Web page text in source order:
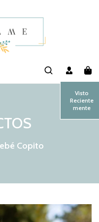
Copito
Visto
Reciente
mente